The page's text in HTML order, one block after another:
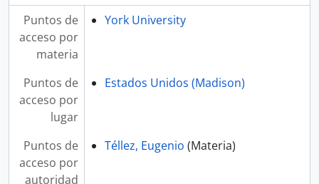
Puntos de
acceso por
materia
York University
Puntos de
acceso por
lugar
Estados Unidos (Madison)
Puntos de
acceso por
autoridad
Téllez, Eugenio (Materia)